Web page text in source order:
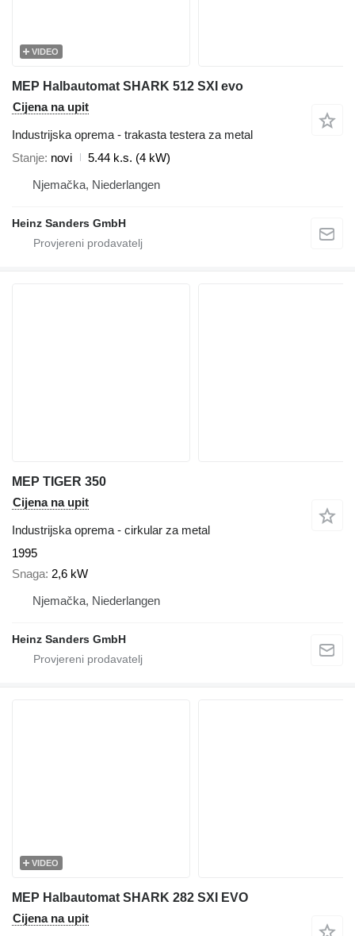
VIDEO
MEP Halbautomat SHARK 512 SXI evo
Cijena na upit
Industrijska oprema - trakasta testera za metal
Stanje novi
5.44 k.s. (4 kW)
Njemačka, Niederlangen
Heinz Sanders GmbH
MEP TIGER 350
Cijena na upit
Industrijska oprema - cirkular za metal
1995
Snaga 2,6 kW
Njemačka, Niederlangen
Heinz Sanders GmbH
VIDEO
MEP Halbautomat SHARK 282 SXI EVO
Cijena na upit